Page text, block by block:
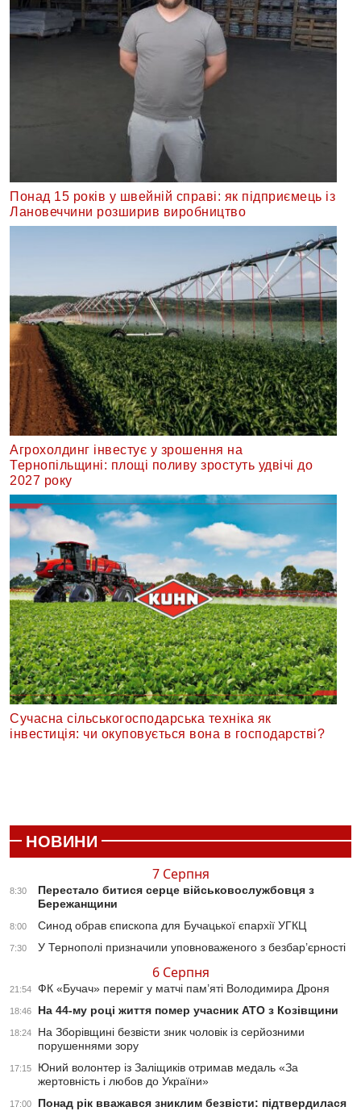
Понад 15 років у швейній справі: як підприємець із
Лановеччини розширив виробництво
Агрохолдинг інвестує у зрошення на
Тернопільщині: площі поливу зростуть удвічі до
2027 року
Сучасна сільськогосподарська техніка як
інвестиція: чи окуповується вона в господарстві?
НОВИНИ
7 Серпня
8:30
Перестало битися серце військовослужбовця з
Бережанщини
8:00 Синод обрав єпископа для Бучацької єпархії УГКЦ
7:30 У Тернополі призначили уповноваженого з безбар’єрності
6 Серпня
21:54 ФК «Бучач» переміг у матчі пам’яті Володимира Дроня
18:46 На 44-му році життя помер учасник АТО з Козівщини
18:24
На Зборівщині безвісти зник чоловік із серйозними
порушеннями зору
17:15
Юний волонтер із Заліщиків отримав медаль «За
жертовність і любов до України»
17:00
Понад рік вважався зниклим безвісти: підтвердилася